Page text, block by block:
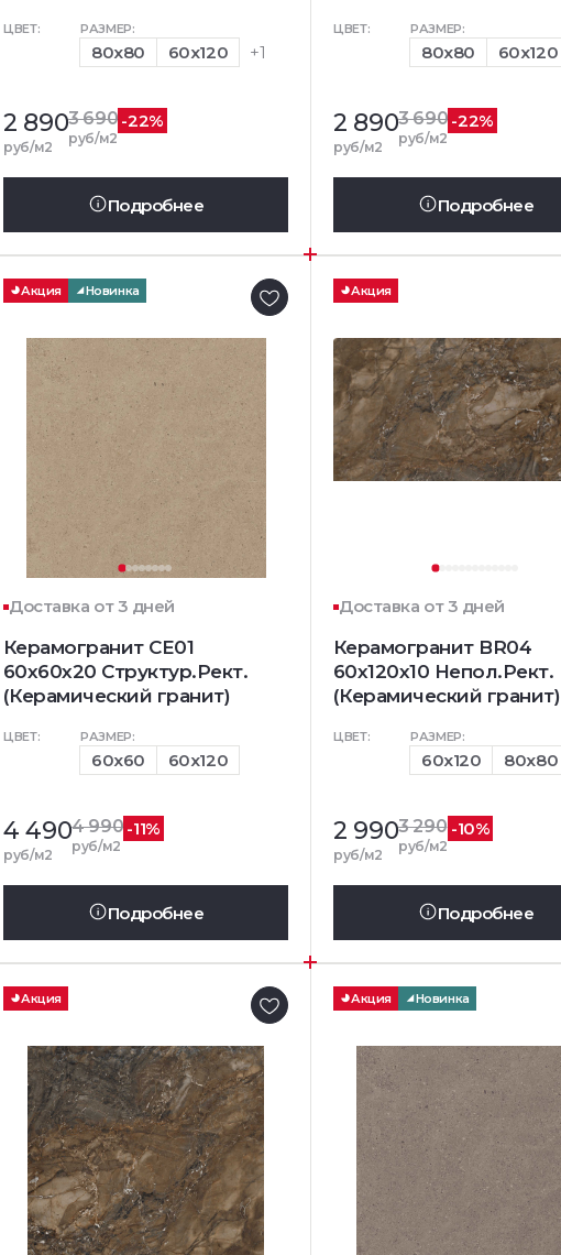
ЦВЕТ: РАЗМЕР:
80x80 60x120 +1
2 890
руб/м2
3 690
руб/м2
-22%
Подробнее
ЦВЕТ: РАЗМЕР:
80x80 60x120
2 890
руб/м2
3 690
руб/м2
-22%
Подробнее
Акция Новинка
Доставка от 3 дней
Керамогранит CE01
60x60x20 Структур.Рект.
(Керамический гранит)
ЦВЕТ: РАЗМЕР:
60x60 60x120
4 490
руб/м2
4 990
руб/м2
-11%
Подробнее
Акция
Доставка от 3 дней
Керамогранит BR04
60x120x10 Непол.Рект.
(Керамический гранит)
ЦВЕТ: РАЗМЕР:
60x120 80x80
2 990
руб/м2
3 290
руб/м2
-10%
Подробнее
Акция Акция Новинка